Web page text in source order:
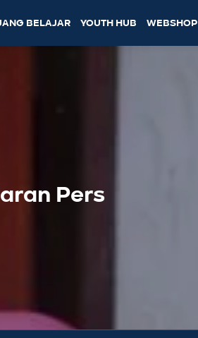
BELAJAR YOUTH HUB WEBSHOP
Pers